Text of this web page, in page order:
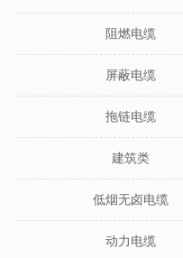
阻燃电缆
屏蔽电缆
拖链电缆
建筑类
低烟无卤电缆
动力电缆